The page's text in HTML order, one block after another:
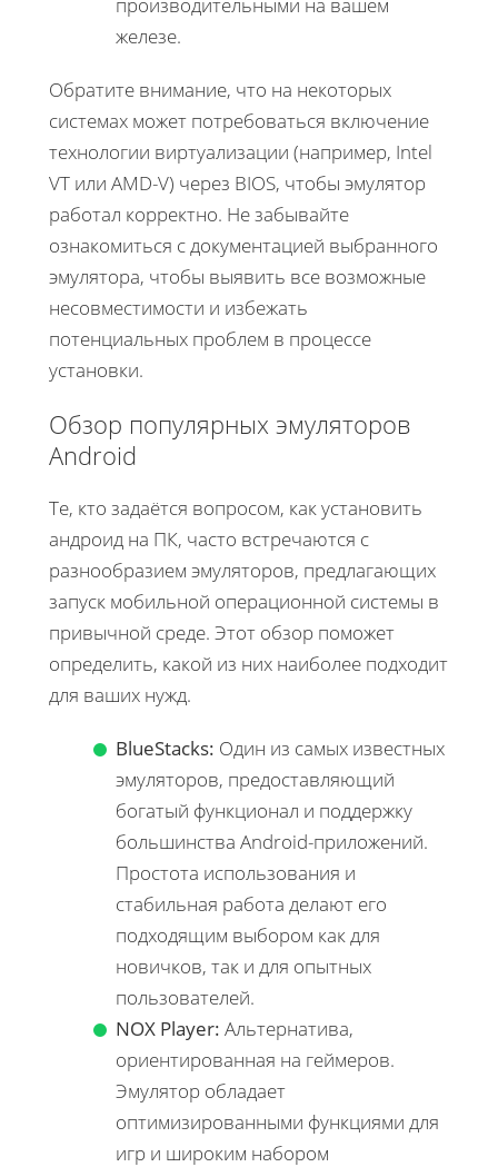
железе.
Обратите внимание, что на некоторых
системах может потребоваться включение
технологии виртуализации (например, Intel
VT или AMD-V) через BIOS, чтобы эмулятор
работал корректно. Не забывайте
ознакомиться с документацией выбранного
эмулятора, чтобы выявить все возможные
несовместимости и избежать
потенциальных проблем в процессе
установки.
Обзор популярных эмуляторов
Android
Те, кто задаётся вопросом, как установить
андроид на ПК, часто встречаются с
разнообразием эмуляторов, предлагающих
запуск мобильной операционной системы в
привычной среде. Этот обзор поможет
определить, какой из них наиболее подходит
для ваших нужд.
BlueStacks: Один из самых известных
эмуляторов, предоставляющий
богатый функционал и поддержку
большинства Android-приложений.
Простота использования и
стабильная работа делают его
подходящим выбором как для
новичков, так и для опытных
пользователей.
NOX Player: Альтернатива,
ориентированная на геймеров.
Эмулятор обладает
оптимизированными функциями для
игр и широким набором